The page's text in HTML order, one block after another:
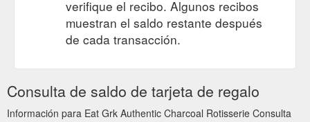
verifique el recibo. Algunos recibos
muestran el saldo restante después
de cada transacción.
Consulta de saldo de tarjeta de regalo
Información para Eat Grk Authentic Charcoal Rotisserie Consulta